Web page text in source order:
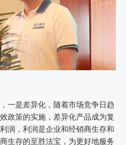
一是差异化，随着市场竞争日趋
政策的实施，差异化产品成为复
润，利润是企业和经销商生存和
生存的至胜法宝，为更好地服务